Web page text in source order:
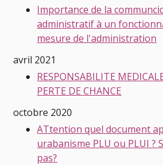
Importance de la
administratif à un
mesure de l'administration
avril 2021
RESPONSABILITE
PERTE DE CHANCE
octobre 2020
ATtention quel document
urabanisme PLU ou PLUI ?
pas?